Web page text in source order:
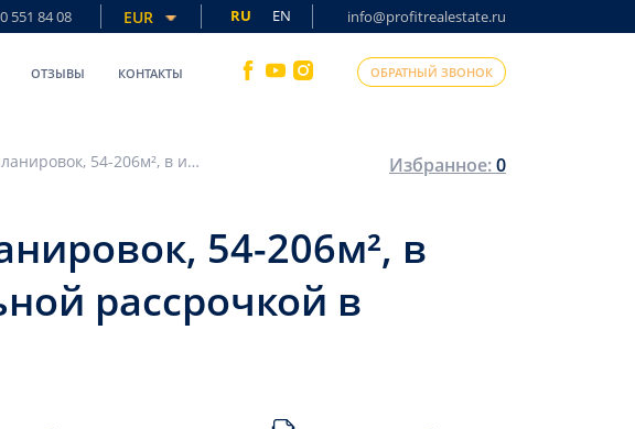
551 84 08 EUR RU EN info@profitrealestate.ru
ОТЗЫВЫ КОНТАКТЫ ОБРАТНЫЙ ЗВОНОК
Старт продаж: квартиры разных планировок, 54-206м², в инвестиционном проекте с длительной рассрочкой в районе Алании – Газипаша Избранное:0
54-206м², в
рассрочкой в